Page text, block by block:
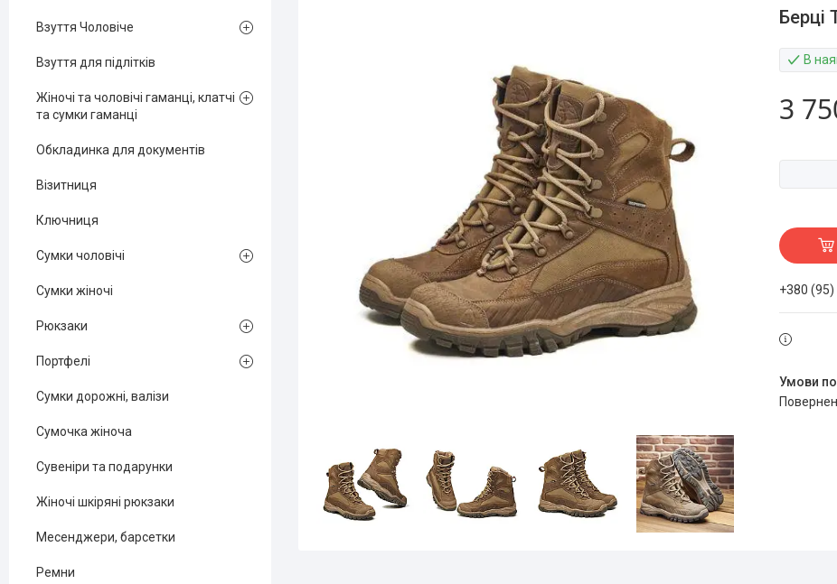
Берці
В
3
+380
Взуття Чоловіче
Взуття для підлітків
Жіночі та чоловічі гаманці, клатчі
та сумки гаманці
Обкладинка для документів
Візитниця
Ключниця
Сумки чоловічі
Сумки жіночі
Рюкзаки
Портфелі
Сумки дорожні, валізи
Сумочка жіноча
Сувеніри та подарунки
Жіночі шкіряні рюкзаки
Месенджери, барсетки
Ремни